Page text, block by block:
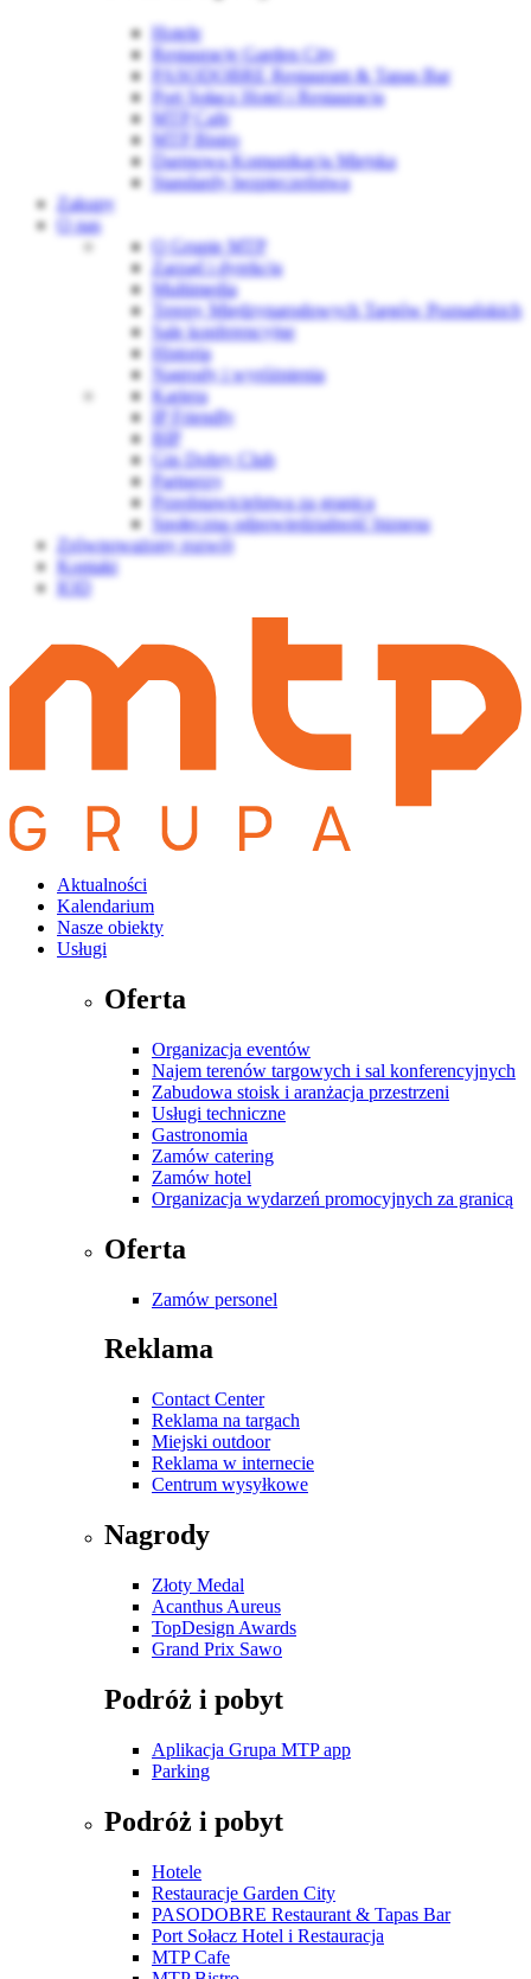
Hotele
Restauracje Garden City
PASODOBRE Restaurant & Tapas Bar
Port Sołacz Hotel i Restauracja
MTP Cafe
MTP Bistro
Darmowa Komunikacja Miejska
Standardy bezpieczeństwa
Zakupy
O nas
O Grupie MTP
Zarząd i dyrekcja
Multimedia
Tereny Międzynarodowych Targów Poznańskich
Sale konferencyjne
Historia
Nagrody i wyróżnienia
Kariera
IP Friendly
BIP
Gin Dobry Club
Partnerzy
Przedstawicielstwa za granicą
Społeczna odpowiedzialność biznesu
Zrównoważony rozwój
Kontakt
IOD
Aktualności
Kalendarium
Nasze obiekty
Usługi
Oferta
Organizacja eventów
Najem terenów targowych i sal konferencyjnych
Zabudowa stoisk i aranżacja przestrzeni
Usługi techniczne
Gastronomia
Zamów catering
Zamów hotel
Organizacja wydarzeń promocyjnych za granicą
Oferta
Zamów personel
Reklama
Contact Center
Reklama na targach
Miejski outdoor
Reklama w internecie
Centrum wysyłkowe
Nagrody
Złoty Medal
Acanthus Aureus
TopDesign Awards
Grand Prix Sawo
Podróż i pobyt
Aplikacja Grupa MTP app
Parking
Podróż i pobyt
Hotele
Restauracje Garden City
PASODOBRE Restaurant & Tapas Bar
Port Sołacz Hotel i Restauracja
MTP Cafe